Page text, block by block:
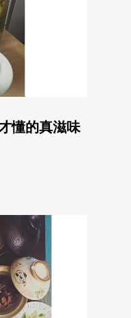
懂的真滋味